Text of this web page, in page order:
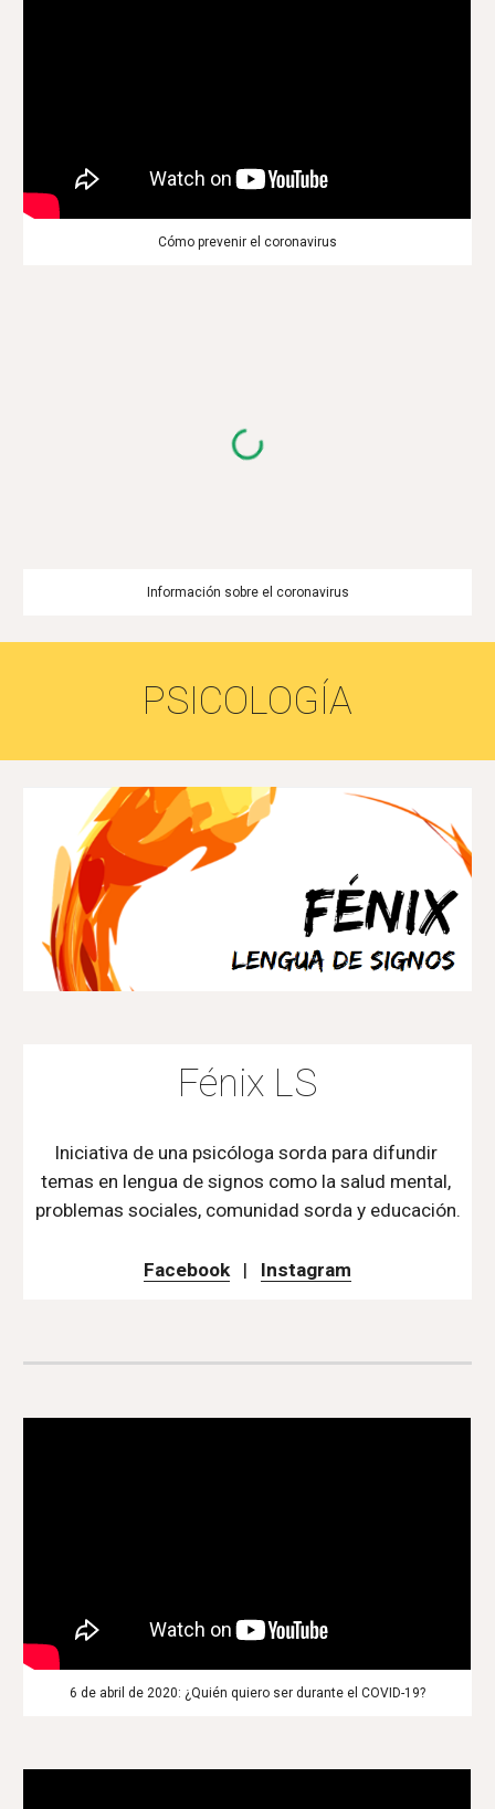
Cómo prevenir el coronavirus
Información sobre el coronavirus
PSICOLOGÍA
Fénix LS
Iniciativa de una psicóloga sorda para difundir
temas en lengua de signos como la salud mental,
problemas sociales, comunidad sorda y educación.
Facebook
   |
Instagram
6 de abril de 2020: ¿Quién quiero ser durante el COVID-19?